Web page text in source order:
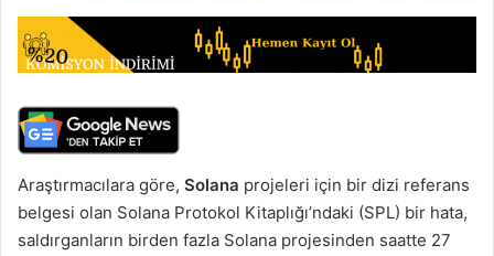
Araştırmacılara göre, Solana projeleri için bir dizi referans
belgesi olan Solana Protokol Kitaplığı’ndaki (SPL) bir hata,
saldırganların birden fazla Solana projesinden saatte 27